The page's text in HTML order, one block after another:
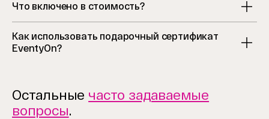
Что включено в стоимость?
Как использовать подарочный сертификат
EventyOn?
Остальные часто задаваемые
вопросы.